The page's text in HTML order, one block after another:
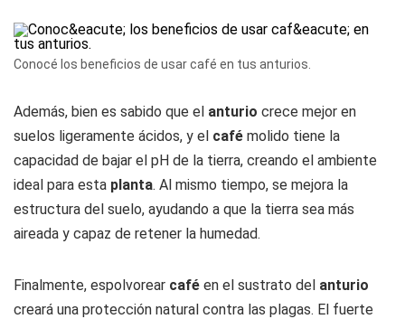
Conocé los beneficios de usar café en tus anturios.
Además, bien es sabido que el anturio crece mejor en
suelos ligeramente ácidos, y el café molido tiene la
capacidad de bajar el pH de la tierra, creando el ambiente
ideal para esta planta. Al mismo tiempo, se mejora la
estructura del suelo, ayudando a que la tierra sea más
aireada y capaz de retener la humedad.
Finalmente, espolvorear café en el sustrato del anturio
creará una protección natural contra las plagas. El fuerte